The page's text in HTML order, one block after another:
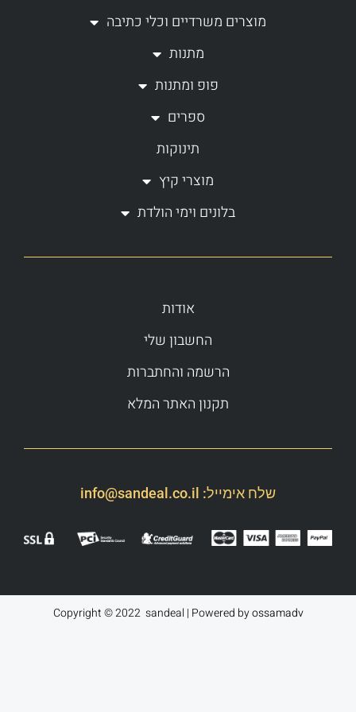
o
k
f
r
a
מוצרים משרדיים וכלי כתיבה
מתנות
פופ ומתנות
ספרים
תינוקות
מוצרי קיץ
בלונים וימי הולדת
אודות
החשבון שלי
הרשמה והחתברות
תקנון האתר המלא
שלח אימייל: info@sandeal.co.il
Copyright © 2022 sandeal | Powered byossamadv